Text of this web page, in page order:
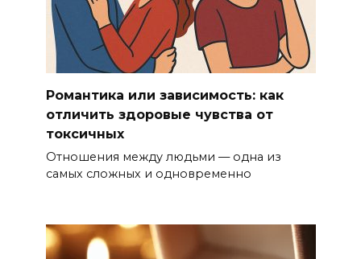
Романтика или зависимость: как
отличить здоровые чувства от
токсичных
Отношения между людьми — одна из
самых сложных и одновременно